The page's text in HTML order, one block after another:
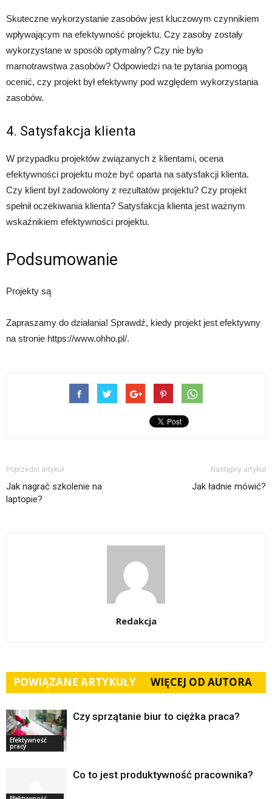
Skuteczne wykorzystanie zasobów jest kluczowym czynnikiem
wpływającym na efektywność projektu. Czy zasoby zostały
wykorzystane w sposób optymalny? Czy nie było
marnotrawstwa zasobów? Odpowiedzi na te pytania pomogą
ocenić, czy projekt był efektywny pod względem wykorzystania
zasobów.
4. Satysfakcja klienta
W przypadku projektów związanych z klientami, ocena
efektywności projektu może być oparta na satysfakcji klienta.
Czy klient był zadowolony z rezultatów projektu? Czy projekt
spełnił oczekiwania klienta? Satysfakcja klienta jest ważnym
wskaźnikiem efektywności projektu.
Podsumowanie
Projekty są
Zapraszamy do działania! Sprawdź, kiedy projekt jest efektywny
na stronie https://www.ohho.pl/.
Poprzedni artykuł
Jak nagrać szkolenie na
laptopie?
Następny artykuł
Jak ładnie mówić?
Redakcja
POWIĄZANE ARTYKUŁY WIĘCEJ OD AUTORA
Efektywność
pracy
Czy sprzątanie biur to ciężka praca?
Co to jest produktywność pracownika?